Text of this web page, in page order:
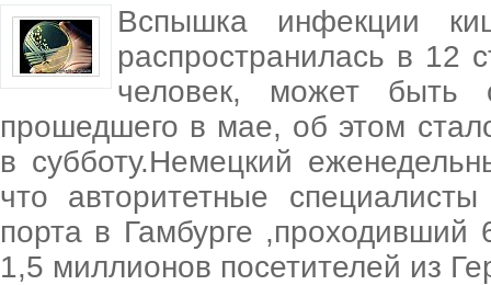
Вспышка инфекции
распространилась в 12
человек, может быть
прошедшего в мае, об этом
в субботу.Немецкий
что авторитетные
порта в Гамбурге
1,5 миллионов посетителей из